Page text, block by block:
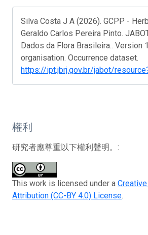
Silva Costa J A (2026). GCPP -
Geraldo Carlos Pereira Pinto.
Dados da Flora Brasileira.. Version
organisation. Occurrence dataset.
https://ipt.jbrj.gov.br/jabot/
權利
研究者應尊重以下權利聲明。:
This work is licensed under a
Attribution (CC-BY 4.0) License.